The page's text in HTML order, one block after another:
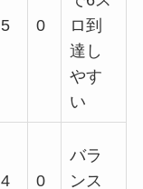
5 0
ロ到
達し
やす
い
4 0
バラ
ンス